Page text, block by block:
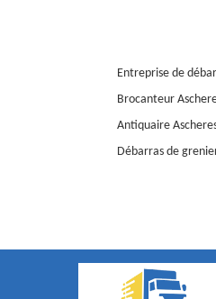
Entreprise de
Brocanteur
Antiquaire
Débarras de